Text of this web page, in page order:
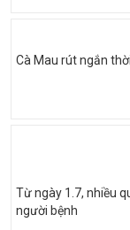
Cà Mau rút ngắn
Từ ngày 1.7, nhiều
người bệnh